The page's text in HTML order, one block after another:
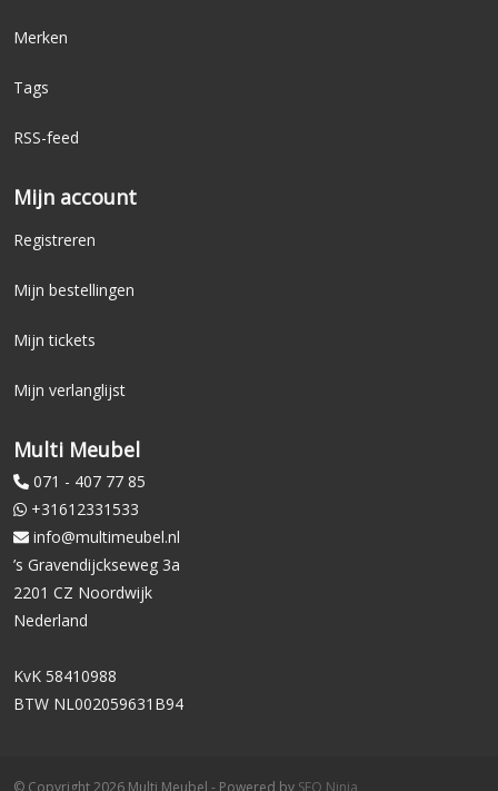
Merken
Tags
RSS-feed
Mijn account
Registreren
Mijn bestellingen
Mijn tickets
Mijn verlanglijst
Multi Meubel
071 - 407 77 85
+31612331533
info@multimeubel.nl
’s Gravendijckseweg 3a
2201 CZ Noordwijk
Nederland
KvK 58410988
BTW NL002059631B94